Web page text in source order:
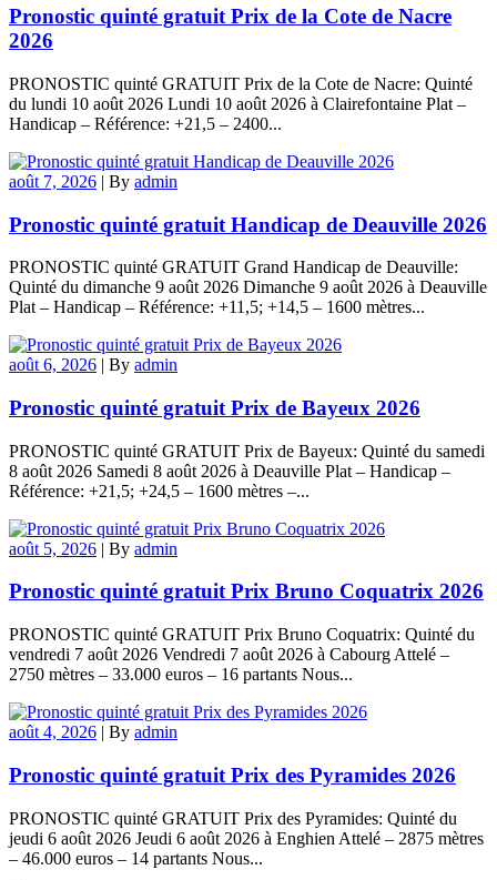
Pronostic quinté gratuit Prix de la Cote de Nacre
2026
PRONOSTIC quinté GRATUIT Prix de la Cote de Nacre: Quinté
du lundi 10 août 2026 Lundi 10 août 2026 à Clairefontaine Plat –
Handicap – Référence: +21,5 – 2400...
août 7, 2026 | By admin
Pronostic quinté gratuit Handicap de Deauville 2026
PRONOSTIC quinté GRATUIT Grand Handicap de Deauville:
Quinté du dimanche 9 août 2026 Dimanche 9 août 2026 à Deauville
Plat – Handicap – Référence: +11,5; +14,5 – 1600 mètres...
août 6, 2026 | By admin
Pronostic quinté gratuit Prix de Bayeux 2026
PRONOSTIC quinté GRATUIT Prix de Bayeux: Quinté du samedi
8 août 2026 Samedi 8 août 2026 à Deauville Plat – Handicap –
Référence: +21,5; +24,5 – 1600 mètres –...
août 5, 2026 | By admin
Pronostic quinté gratuit Prix Bruno Coquatrix 2026
PRONOSTIC quinté GRATUIT Prix Bruno Coquatrix: Quinté du
vendredi 7 août 2026 Vendredi 7 août 2026 à Cabourg Attelé –
2750 mètres – 33.000 euros – 16 partants Nous...
août 4, 2026 | By admin
Pronostic quinté gratuit Prix des Pyramides 2026
PRONOSTIC quinté GRATUIT Prix des Pyramides: Quinté du
jeudi 6 août 2026 Jeudi 6 août 2026 à Enghien Attelé – 2875 mètres
– 46.000 euros – 14 partants Nous...